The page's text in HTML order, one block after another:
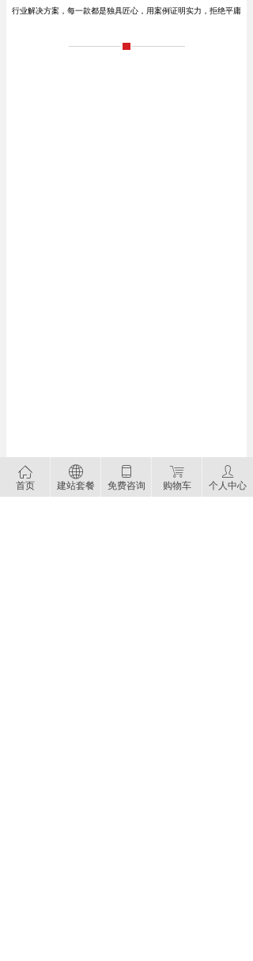
行业解决方案，每一款都是独具匠心，用案例证明实力，拒绝平庸
ꀇ
首页
ꄓ
建站套餐
ꀆ
免费咨询
ꁈ
购物车
ꄑ
个人中心